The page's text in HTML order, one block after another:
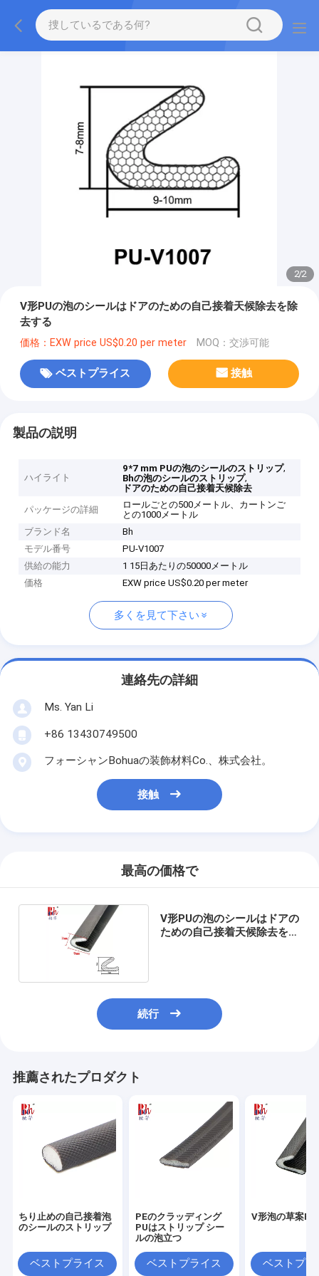
2/2
V形PUの泡のシールはドアのための自己接着天候除去を除
去する
価格：EXW price US$0.20 per meter MOQ：交渉可能
ベストプライス 接触
製品の説明
ハイライト
9*7 mm PUの泡のシールのストリップ,
Bhの泡のシールのストリップ,
ドアのための自己接着天候除去
パッケージの詳細
ロールごとの500メートル、カートンご
との1000メートル
ブランド名
Bh
モデル番号
PU-V1007
供給の能力
1 15日あたりの50000メートル
価格
EXW price US$0.20 per meter
多くを見て下さい
連絡先の詳細
Ms. Yan Li
+86 13430749500
フォーシャンBohuaの装飾材料Co.、株式会社。
接触
最高の価格で
V形PUの泡のシールはドアの
ための自己接着天候除去を除
続行
推薦されたプロダクト
ちり止めの自己接着泡
のシールのストリップ
ベストプライス
PEのクラッディング
PUはストリップ シー
ルの泡立つ
ベストプライス
V形泡の草案
ベストプラ